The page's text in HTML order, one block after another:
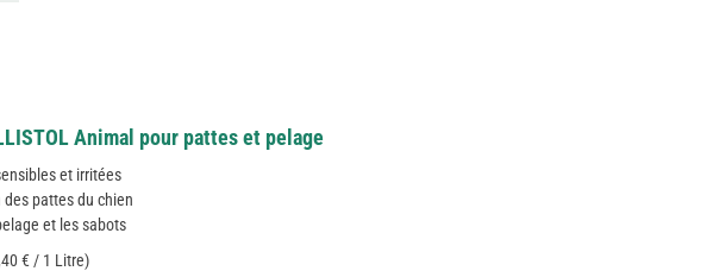
Animal pour pattes et pelage
et irritées
pattes du chien
et les sabots
€ / 1 Litre)